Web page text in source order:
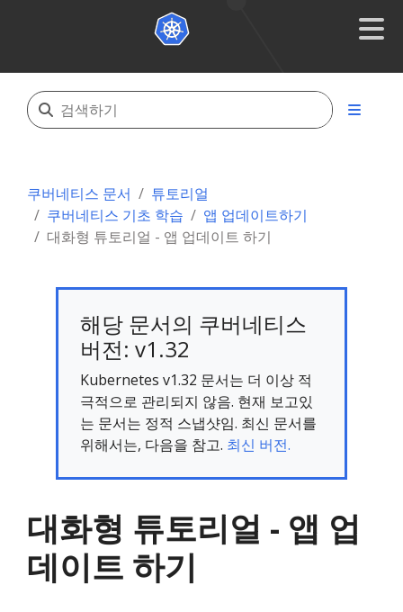
쿠버네티스 문서
튜토리얼
쿠버네티스 기초 학습
앱 업데이트하기
대화형 튜토리얼 - 앱 업데이트 하기
해당 문서의 쿠버네티스
버전: v1.32
Kubernetes v1.32 문서는 더 이상 적
극적으로 관리되지 않음. 현재 보고있
는 문서는 정적 스냅샷임. 최신 문서를
위해서는, 다음을 참고. 최신 버전.
대화형 튜토리얼 - 앱 업
데이트 하기